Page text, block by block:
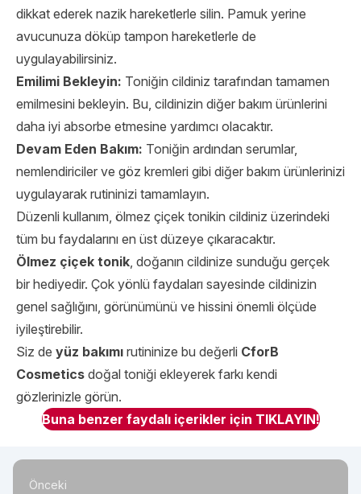
dikkat ederek nazik hareketlerle silin. Pamuk yerine
avucunuza döküp tampon hareketlerle de
uygulayabilirsiniz.
Emilimi Bekleyin: Toniğin cildiniz tarafından tamamen
emilmesini bekleyin. Bu, cildinizin diğer bakım ürünlerini
daha iyi absorbe etmesine yardımcı olacaktır.
Devam Eden Bakım: Toniğin ardından serumlar,
nemlendiriciler ve göz kremleri gibi diğer bakım ürünlerinizi
uygulayarak rutininizi tamamlayın.
Düzenli kullanım, ölmez çiçek tonikin cildiniz üzerindeki
tüm bu faydalarını en üst düzeye çıkaracaktır.
Ölmez çiçek tonik, doğanın cildinize sunduğu gerçek
bir hediyedir. Çok yönlü faydaları sayesinde cildinizin
genel sağlığını, görünümünü ve hissini önemli ölçüde
iyileştirebilir.
Siz de yüz bakımı rutininize bu değerli CforB
Cosmetics doğal toniği ekleyerek farkı kendi
gözlerinizle görün.
Buna benzer faydalı içerikler için TIKLAYIN!
Önceki